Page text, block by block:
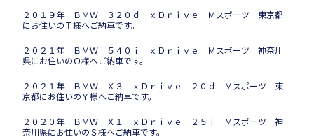
２０１９年 ＢＭＷ ３２０ｄ ｘＤｒｉｖｅ Ｍスポーツ 東京都
にお住いのＴ様へご納車です。
２０２１年 ＢＭＷ ５４０ｉ ｘＤｒｉｖｅ Ｍスポーツ 神奈川
県にお住いのＯ様へご納車です。
２０２１年 ＢＭＷ Ｘ３ ｘＤｒｉｖｅ ２０ｄ Ｍスポーツ 東
京都にお住いのＹ様へご納車です。
２０２０年 ＢＭＷ Ｘ１ ｘＤｒｉｖｅ ２５ｉ Ｍスポーツ 神
奈川県にお住いのＳ様へご納車です。